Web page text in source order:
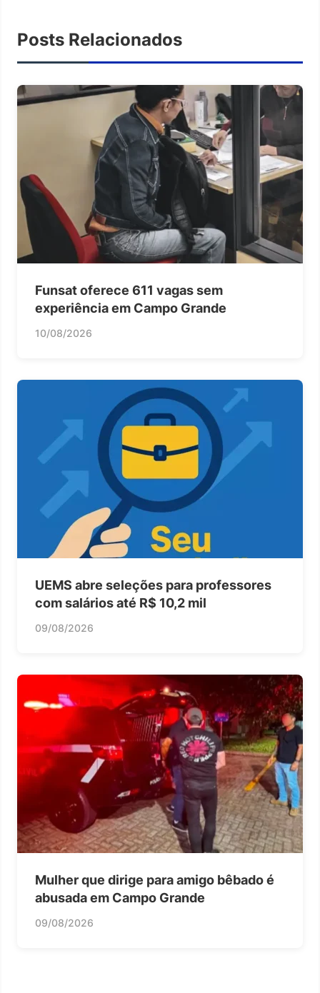
Posts Relacionados
Funsat oferece 611 vagas sem
experiência em Campo Grande
10/08/2026
UEMS abre seleções para professores
com salários até R$ 10,2 mil
09/08/2026
Mulher que dirige para amigo bêbado é
abusada em Campo Grande
09/08/2026